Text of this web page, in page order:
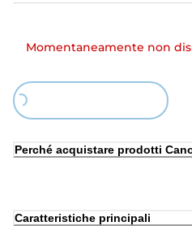
Momentaneamente non
Loading...
Perché acquistare prodotti
Caratteristiche principali